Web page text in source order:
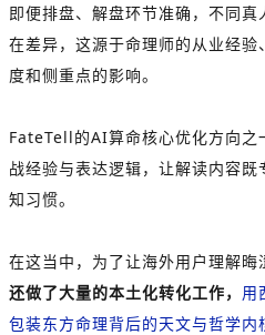
即便排盘、解盘环节准确，不同
在差异，这源于命理师的从业经
度和侧重点的影响。
FateTell的AI算命核心优化方向之
战经验与表达逻辑，让解读内容
知习惯。
在这当中，为了让海外用户理解晦
还做了大量的本土化转化工作， 用
包装东方命理背后的天文与哲学内